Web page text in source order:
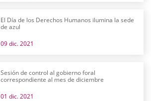
El Día de los Derechos Humanos ilumina la sede
de azul
09 dic. 2021
Sesión de control al gobierno foral
correspondiente al mes de diciembre
01 dic. 2021